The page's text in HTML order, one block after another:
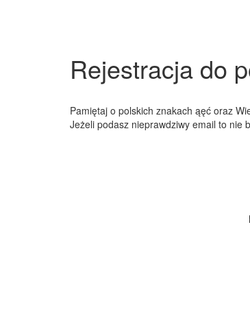
Rejestracja do
Pamiętaj o polskich znakach ąęć oraz
Jeżeli podasz nieprawdziwy email to nie